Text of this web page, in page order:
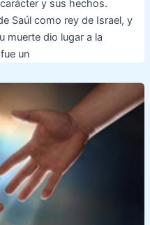
y sus hechos.
Saúl como rey de Israel, y
muerte dio lugar a la
un